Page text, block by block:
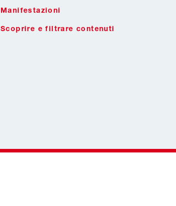
Manifestazioni
Scoprire e filtrare contenuti